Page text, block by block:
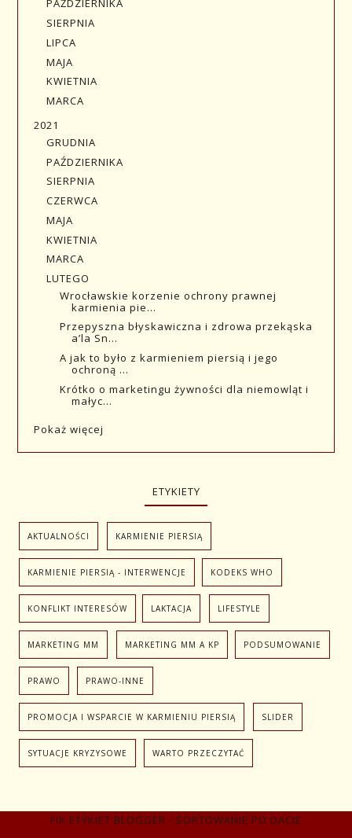
PAŹDZIERNIKA
SIERPNIA
LIPCA
MAJA
KWIETNIA
MARCA
2021
GRUDNIA
PAŹDZIERNIKA
SIERPNIA
CZERWCA
MAJA
KWIETNIA
MARCA
LUTEGO
Wrocławskie korzenie ochrony prawnej
karmienia pie...
Przepyszna błyskawiczna i zdrowa przekąska
a’la Sn...
A jak to było z karmieniem piersią i jego
ochroną ...
Krótko o marketingu żywności dla niemowląt i
małyc...
Pokaż więcej
ETYKIETY
AKTUALNOŚCI KARMIENIE PIERSIĄ
KARMIENIE PIERSIĄ - INTERWENCJE KODEKS WHO
KONFLIKT INTERESÓW LAKTACJA LIFESTYLE
MARKETING MM MARKETING MM A KP PODSUMOWANIE
PRAWO PRAWO-INNE
PROMOCJA I WSPARCIE W KARMIENIU PIERSIĄ SLIDER
SYTUACJE KRYZYSOWE WARTO PRZECZYTAĆ
FIX ETYKIET BLOGGER - SORTOWANIE PO DACIE